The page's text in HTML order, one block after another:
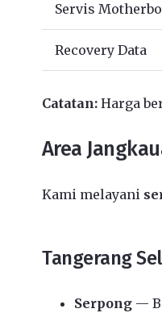
Servis
Recovery Data
Catatan: Harga
Area
Kami melayani
Tangerang
Serpong —